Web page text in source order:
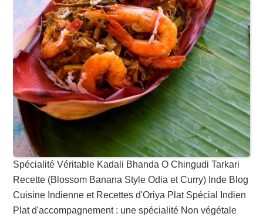
Spécialité Véritable Kadali Bhanda O Chingudi Tarkari
Recette (Blossom Banana Style Odia et Curry) Inde Blog
Cuisine Indienne et Recettes d'Oriya Plat Spécial Indien
Plat d'accompagnement : une spécialité Non végétale